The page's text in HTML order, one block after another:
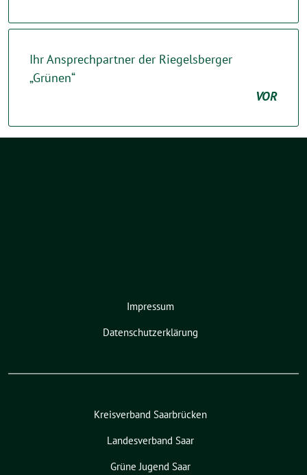
Ihr Ansprechpartner der Riegelsberger
„Grünen“
VOR
Impressum
Datenschutzerklärung
Kreisverband Saarbrücken
Landesverband Saar
Grüne Jugend Saar